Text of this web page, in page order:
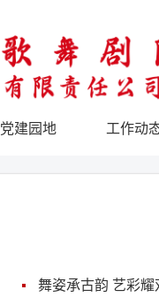
党建园地 工作动
舞姿承古韵 艺彩耀